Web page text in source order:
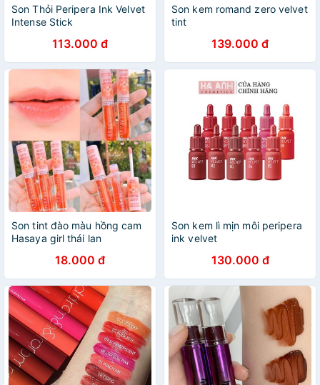
Son Thỏi Peripera Ink Velvet
Intense Stick
113.000 đ
Son kem romand zero velvet
tint
139.000 đ
Son tint đào màu hồng cam
Hasaya girl thái lan
18.000 đ
Son kem lì mịn môi peripera
ink velvet
130.000 đ